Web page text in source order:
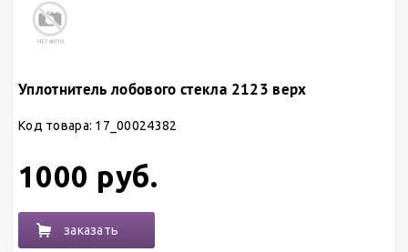
Уплотнитель лобового стекла 2123 верх
Код товара: 17_00024382
1000 руб.
заказать